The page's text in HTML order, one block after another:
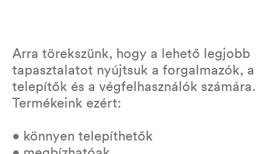
Arra törekszünk, hogy a lehető legjobb
tapasztalatot nyújtsuk a forgalmazók, a
telepítők és a végfelhasználók számára.
Termékeink ezért:
• könnyen telepíthetők